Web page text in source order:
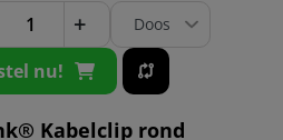
+
nu!
Kabelclip rond